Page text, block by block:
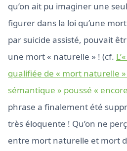
qu’on ait pu imaginer une
figurer dans la loi qu’une
par suicide assisté, pouvait
une mort « naturelle » ! (cf.
qualifiée de « mort naturelle
sémantique » poussé «
phrase a finalement été
très éloquente ! Qu’on ne
entre mort naturelle et mort